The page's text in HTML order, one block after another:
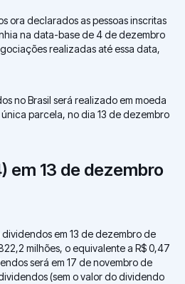
ora declarados as pessoas inscritas
na data-base de 4 de dezembro
realizadas até essa data,
no Brasil será realizado em moeda
parcela, no dia 13 de dezembro
em 13 de dezembro
em 13 de dezembro de
milhões, o equivalente a R$ 0,47
será em 17 de novembro de
(sem o valor do dividendo